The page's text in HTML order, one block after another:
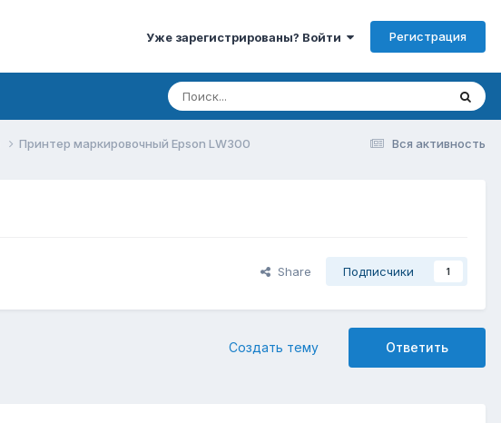
Уже зарегистрированы? Войти Регистрация
Вся активность
Принтер маркировочный Epson LW300
Share Подписчики 1
Ответить
Создать тему